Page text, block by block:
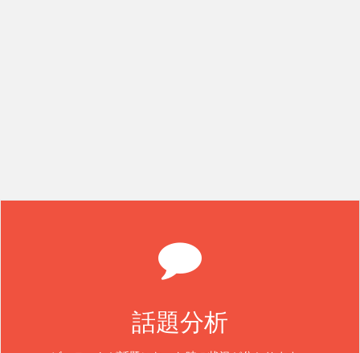
話題分析